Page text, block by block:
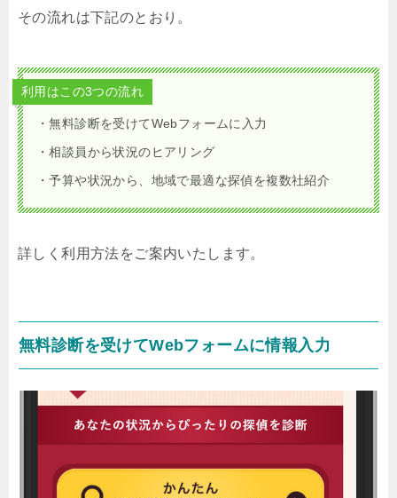
その流れは下記のとおり。
利用はこの3つの流れ
・無料診断を受けてWebフォームに入力
・相談員から状況のヒアリング
・予算や状況から、地域で最適な探偵を複数社紹介
詳しく利用方法をご案内いたします。
無料診断を受けてWebフォームに情報入力